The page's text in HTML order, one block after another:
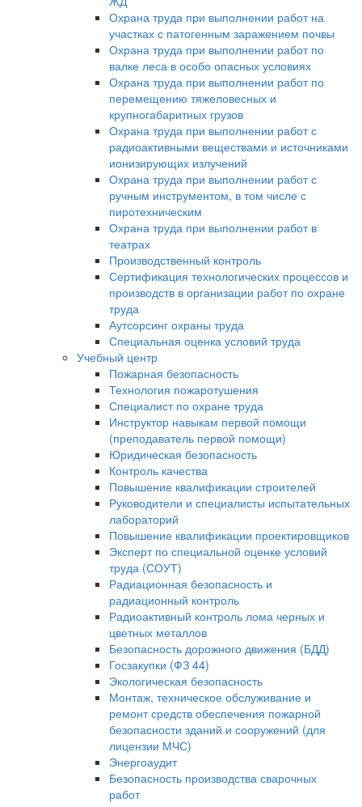
Охрана труда при выполнении работ на
участках с патогенным заражением почвы
Охрана труда при выполнении работ по
валке леса в особо опасных условиях
Охрана труда при выполнении работ по
перемещению тяжеловесных и
крупногабаритных грузов
Охрана труда при выполнении работ с
радиоактивными веществами и источниками
ионизирующих излучений
Охрана труда при выполнении работ с
ручным инструментом, в том числе с
пиротехническим
Охрана труда при выполнении работ в
театрах
Производственный контроль
Сертификация технологических процессов и
производств в организации работ по охране
труда
Аутсорсинг охраны труда
Специальная оценка условий труда
Учебный центр
Пожарная безопасность
Технология пожаротушения
Специалист по охране труда
Инструктор навыкам первой помощи
(преподаватель первой помощи)
Юридическая безопасность
Контроль качества
Повышение квалификации строителей
Руководители и специалисты испытательных
лабораторий
Повышение квалификации проектировщиков
Эксперт по специальной оценке условий
труда (СОУТ)
Радиационная безопасность и
радиационный контроль
Радиоактивный контроль лома черных и
цветных металлов
Безопасность дорожного движения (БДД)
Госзакупки (ФЗ 44)
Экологическая безопасность
Монтаж, техническое обслуживание и
ремонт средств обеспечения пожарной
безопасности зданий и сооружений (для
лицензии МЧС)
Энергоаудит
Безопасность производства сварочных
работ